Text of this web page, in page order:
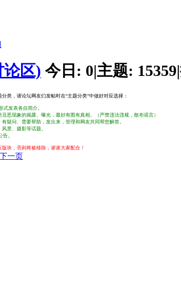
论区) 今日: 0|主题: 15359|
类，请论坛网友们发帖时在“主题分类”中做好对应选择：
式发表各自简介。
恶现象的揭露、曝光，最好有图有真相。（严禁违法违规，散布谣言）
疑问、需要帮助，发出来，管理和网友共同帮您解答。
景、摄影等话题。
告。
块，否则将被移除，谢谢大家配合！
下一页